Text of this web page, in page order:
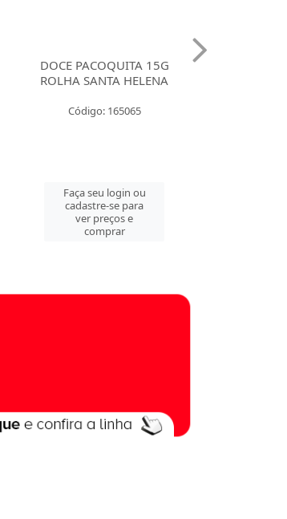
DOCE PACOQUITA 15G
ROLHA SANTA HELENA
Código: 165065
Faça seu login ou
cadastre-se para
ver preços e
comprar